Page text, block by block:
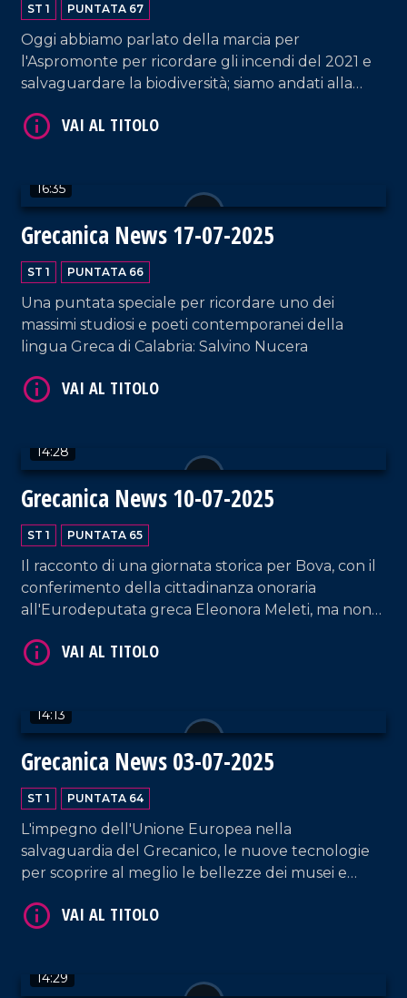
ST 1 PUNTATA 67
Oggi abbiamo parlato della marcia per
l'Aspromonte per ricordare gli incendi del 2021 e
salvaguardare la biodiversità; siamo andati alla
unico che potrebbe vivere di turismo tutto l'anno;
16:35
Grecanica News 17-07-2025
ST 1 PUNTATA 66
Una puntata speciale per ricordare uno dei
massimi studiosi e poeti contemporanei della
lingua Greca di Calabria: Salvino Nucera
14:28
Grecanica News 10-07-2025
ST 1 PUNTATA 65
Il racconto di una giornata storica per Bova, con il
conferimento della cittadinanza onoraria
all'Eurodeputata greca Eleonora Meleti, ma non
Calabria si dota di una nuova veste grafica per
14:13
Grecanica News 03-07-2025
ST 1 PUNTATA 64
L'impegno dell'Unione Europea nella
salvaguardia del Grecanico, le nuove tecnologie
per scoprire al meglio le bellezze dei musei e
dell'Area Grecanica reggina.
14:29
VAI AL TITOLO
VAI AL TITOLO
VAI AL TITOLO
VAI AL TITOLO